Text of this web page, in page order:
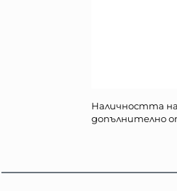
Наличността
допълнително